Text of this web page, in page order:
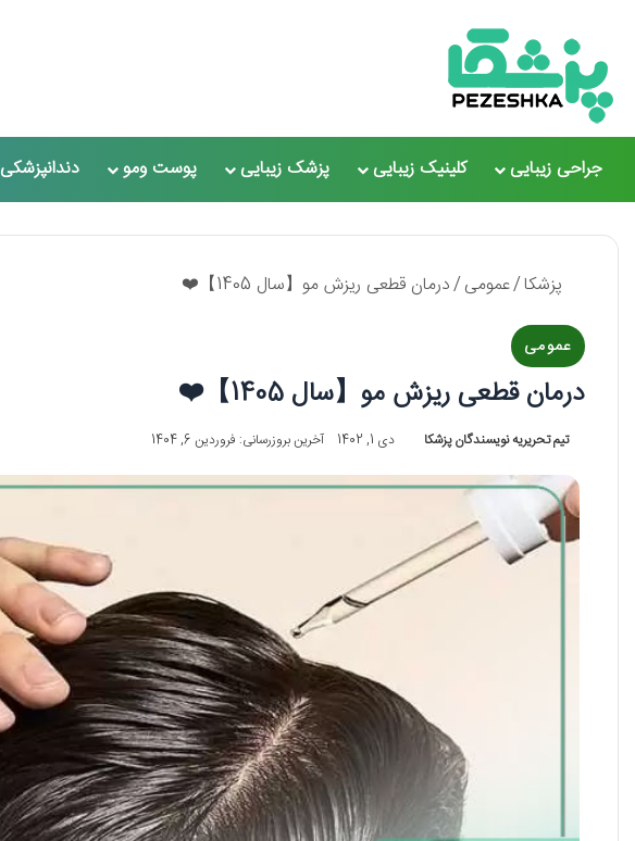
جراحی زیبایی کلینیک زیبایی پزشک زیبایی پوست ومو دندانپزشکی
پزشکا/عمومی/درمان قطعی ریزش مو【سال 1405】❤️
عمومی
درمان قطعی ریزش مو【سال 1405】❤️
تیم تحریریه نویسندگان پزشکا دی 1, 1402 آخرین بروزرسانی: فروردین 6, 1404